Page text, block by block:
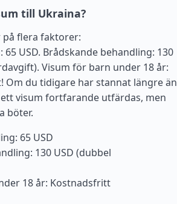
till Ukraina?
flera faktorer:
USD. Brådskande behandling: 130
Visum för barn under 18 år:
Om du tidigare har stannat längre än
visum fortfarande utfärdas, men
böter.
65 USD
130 USD (dubbel
18 år: Kostnadsfritt